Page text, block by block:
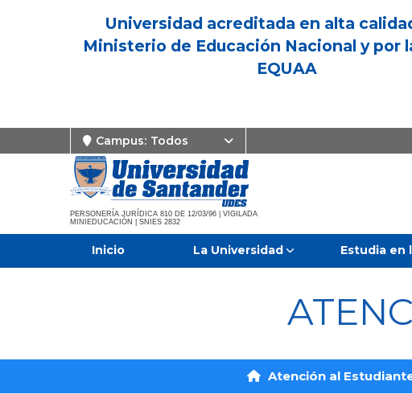
Universidad acreditada en alta
Ministerio de Educación Nacional y por
EQUAA
Campus: Todos
PERSONERÍA JURÍDICA 810 DE 12/03/96 | VIGILADA
MINIEDUCACIÓN | SNIES 2832
Inicio La Universidad Estudia en
Atención al